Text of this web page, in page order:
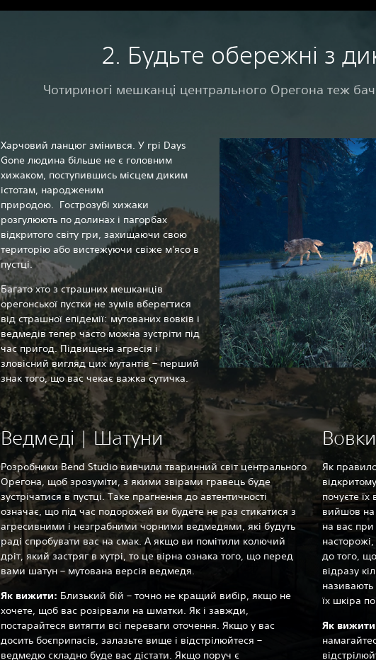
‎2. Будьте обережні з
Чотириногі мешканці центрального Орегона теж
Харчовий ланцюг змінився. У грі Days
Gone людина більше не є головним
хижаком, поступившись місцем диким
істотам, народженим
природою. Гострозубі хижаки
розгулюють по долинах і пагорбах
відкритого світу гри, захищаючи свою
територію або вистежуючи свіже м'ясо в
пустці.‎
Багато хто з страшних мешканців
орегонської пустки не зумів вберегтися
від страшної епідемії: мутованих вовків і
ведмедів тепер часто можна зустріти під
час пригод. Підвищена агресія і
зловісний вигляд цих мутантів – перший
знак того, що вас чекає важка сутичка.
Ведмеді | Шатуни
Розробники Bend Studio вивчили тваринний світ центрального
Орегона, щоб зрозуміти, з якими звірами гравець буде
зустрічатися в пустці. Таке прагнення до автентичності
означає, що під час подорожей ви будете не раз стикатися з
агресивними і незграбними чорними ведмедями, які будуть
раді спробувати вас на смак. А якщо ви помітили колючий
дріт, який застряг в хутрі, то це вірна ознака того, що перед
вами шатун – мутована версія ведмедя.‎
Як вижити:‎ Близький бій – точно не кращий вибір, якщо не
хочете, щоб вас розірвали на шматки. Як і завжди,
постарайтеся витягти всі переваги оточення. Якщо у вас
досить боєприпасів, залазьте вище і відстрілюйтеся –
ведмедю складно буде вас дістати. Якщо поруч є
Як
почуєте
вийшов на
на вас
до того,
відразу
називають
їх шкіра
Як